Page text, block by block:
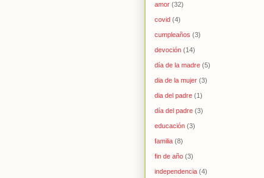
amor (32)
covid (4)
cumpleaños (3)
devoción (14)
día de la madre (5)
dia de la mujer (3)
dia del padre (1)
día del padre (3)
educación (3)
familia (8)
fin de año (3)
independencia (4)